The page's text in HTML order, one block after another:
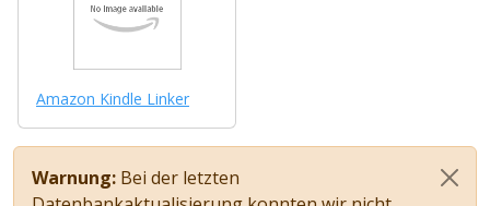
Amazon Kindle Linker
Warnung: Bei der letzten